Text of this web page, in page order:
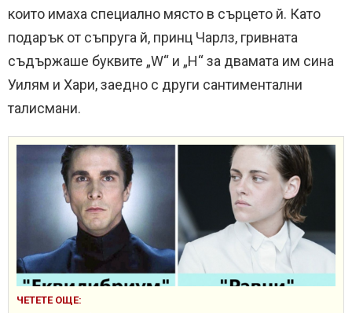
които имаха специално място в сърцето й. Като
подарък от съпруга й, принц Чарлз, гривната
съдържаше буквите „W“ и „H“ за двамата им сина
Уилям и Хари, заедно с други сантиментални
талисмани.
ЧЕТЕТЕ ОЩЕ: